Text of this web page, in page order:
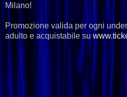
Milano!
Promozione valida per ogni
adulto e acquistabile su